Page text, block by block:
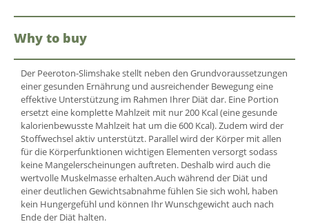
Why to buy
Der Peeroton-Slimshake stellt neben den Grundvoraussetzungen
einer gesunden Ernährung und ausreichender Bewegung eine
effektive Unterstützung im Rahmen Ihrer Diät dar. Eine Portion
ersetzt eine komplette Mahlzeit mit nur 200 Kcal (eine gesunde
kalorienbewusste Mahlzeit hat um die 600 Kcal). Zudem wird der
Stoffwechsel aktiv unterstützt. Parallel wird der Körper mit allen
für die Körperfunktionen wichtigen Elementen versorgt sodass
keine Mangelerscheinungen auftreten. Deshalb wird auch die
wertvolle Muskelmasse erhalten.Auch während der Diät und
einer deutlichen Gewichtsabnahme fühlen Sie sich wohl, haben
kein Hungergefühl und können Ihr Wunschgewicht auch nach
Ende der Diät halten.